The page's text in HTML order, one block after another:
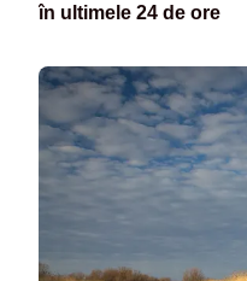
în ultimele 24 de ore